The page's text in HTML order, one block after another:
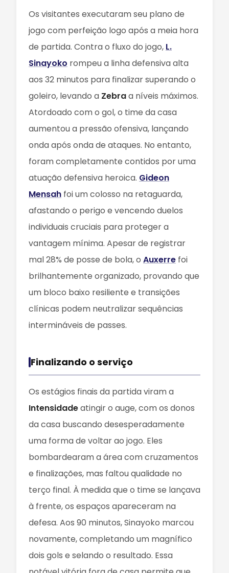
Os visitantes executaram seu plano de
jogo com perfeição logo após a meia hora
de partida. Contra o fluxo do jogo, L.
Sinayoko rompeu a linha defensiva alta
aos 32 minutos para finalizar superando o
goleiro, levando a Zebraa níveis máximos.
Atordoado com o gol, o time da casa
aumentou a pressão ofensiva, lançando
onda após onda de ataques. No entanto,
foram completamente contidos por uma
atuação defensiva heroica. Gideon
Mensah foi um colosso na retaguarda,
afastando o perigo e vencendo duelos
individuais cruciais para proteger a
vantagem mínima. Apesar de registrar
mal 28% de posse de bola, o Auxerre foi
brilhantemente organizado, provando que
um bloco baixo resiliente e transições
clínicas podem neutralizar sequências
intermináveis de passes.
Finalizando o serviço
Os estágios finais da partida viram a
Intensidadeatingir o auge, com os donos
da casa buscando desesperadamente
uma forma de voltar ao jogo. Eles
bombardearam a área com cruzamentos
e finalizações, mas faltou qualidade no
terço final. À medida que o time se lançava
à frente, os espaços apareceram na
defesa. Aos 90 minutos, Sinayoko marcou
novamente, completando um magnífico
dois gols e selando o resultado. Essa